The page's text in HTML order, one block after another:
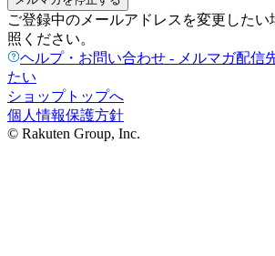
ご登録中のメールアドレスを変更したい
照ください。
ヘルプ・お問い合わせ - メルマガ配信
たい
ショップトップへ
個人情報保護方針
© Rakuten Group, Inc.